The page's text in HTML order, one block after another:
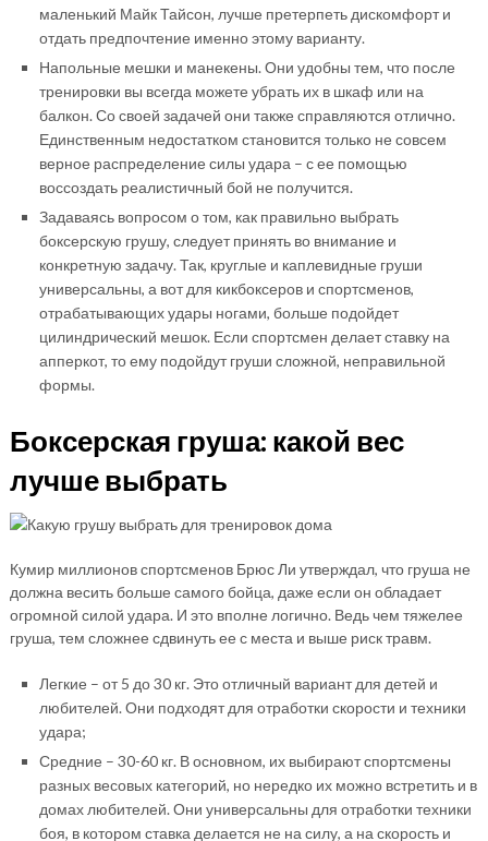
маленький Майк Тайсон, лучше претерпеть дискомфорт и
отдать предпочтение именно этому варианту.
Напольные мешки и манекены. Они удобны тем, что после
тренировки вы всегда можете убрать их в шкаф или на
балкон. Со своей задачей они также справляются отлично.
Единственным недостатком становится только не совсем
верное распределение силы удара – с ее помощью
воссоздать реалистичный бой не получится.
Задаваясь вопросом о том, как правильно выбрать
боксерскую грушу, следует принять во внимание и
конкретную задачу. Так, круглые и каплевидные груши
универсальны, а вот для кикбоксеров и спортсменов,
отрабатывающих удары ногами, больше подойдет
цилиндрический мешок. Если спортсмен делает ставку на
апперкот, то ему подойдут груши сложной, неправильной
формы.
Боксерская груша: какой вес
лучше выбрать
Кумир миллионов спортсменов Брюс Ли утверждал, что груша не
должна весить больше самого бойца, даже если он обладает
огромной силой удара. И это вполне логично. Ведь чем тяжелее
груша, тем сложнее сдвинуть ее с места и выше риск травм.
Легкие – от 5 до 30 кг. Это отличный вариант для детей и
любителей. Они подходят для отработки скорости и техники
удара;
Средние – 30-60 кг. В основном, их выбирают спортсмены
разных весовых категорий, но нередко их можно встретить и в
домах любителей. Они универсальны для отработки техники
боя, в котором ставка делается не на силу, а на скорость и